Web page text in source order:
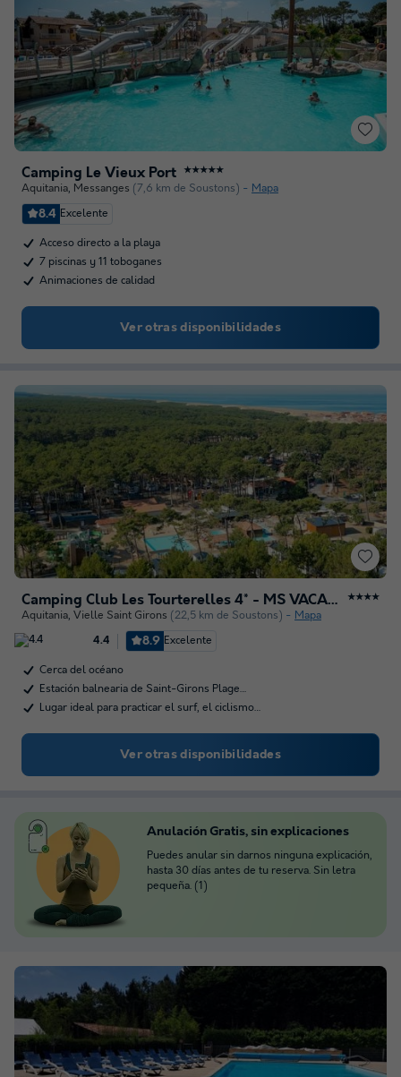
Camping Le Vieux Port ★★★★★
Aquitania, Messanges (7,6 km de Soustons) Mapa
8.4 Excelente
Acceso directo a la playa
7 piscinas y 11 toboganes
Animaciones de calidad
Ver otras disponibilidades
Camping Club Les Tourterelles 4* - MS VACANCES ★★★★
Aquitania, Vielle Saint Girons (22,5 km de Soustons) Mapa
4.4 8.9 Excelente
Cerca del océano
Estación balnearia de Saint-Girons Plage…
Lugar ideal para practicar el surf, el ciclismo…
Ver otras disponibilidades
Anulación Gratis, sin explicaciones
Puedes anular sin darnos ninguna explicación,
hasta 30 días antes de tu reserva. Sin letra
pequeña. (1)